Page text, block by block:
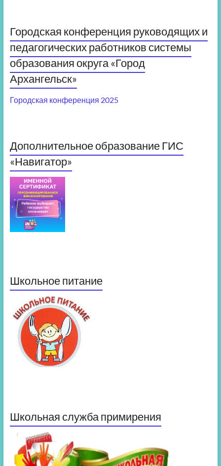
Городская конференция руководящих и
педагогических работников системы
образования округа «Город
Архангельск»
Городская конференция 2025
Дополнительное образование ГИС
«Навигатор»
Школьное питание
Школьная служба примирения